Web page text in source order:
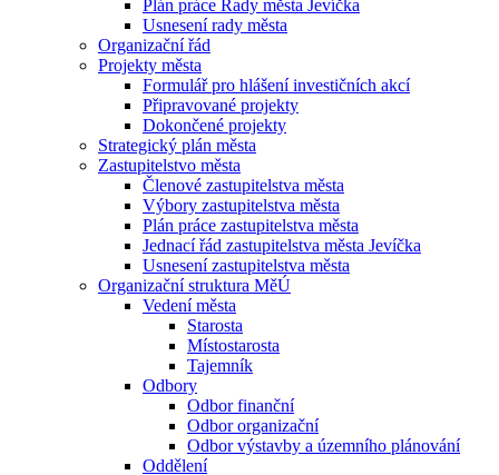
Plán práce Rady města Jevíčka
Usnesení rady města
Organizační řád
Projekty města
Formulář pro hlášení investičních akcí
Připravované projekty
Dokončené projekty
Strategický plán města
Zastupitelstvo města
Členové zastupitelstva města
Výbory zastupitelstva města
Plán práce zastupitelstva města
Jednací řád zastupitelstva města Jevíčka
Usnesení zastupitelstva města
Organizační struktura MěÚ
Vedení města
Starosta
Místostarosta
Tajemník
Odbory
Odbor finanční
Odbor organizační
Odbor výstavby a územního plánování
Oddělení